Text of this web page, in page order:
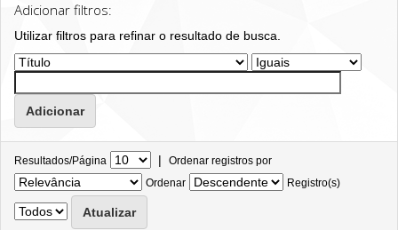
Adicionar filtros:
Utilizar filtros para refinar o resultado de busca.
Resultados/Página | Ordenar registros por
Ordenar
Registro(s)